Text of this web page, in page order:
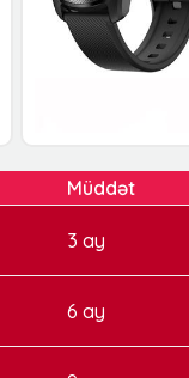
Müddət
3 ay
6 ay